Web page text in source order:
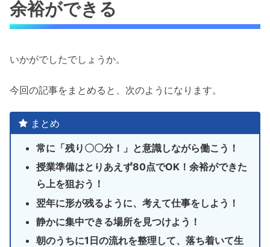
余裕ができる
いかがでしたでしょうか。
今回の記事をまとめると、次のようになります。
まとめ
常に「残り〇〇分！」と意識しながら働こう！
授業準備はとりあえず80点でOK！余裕ができた
ら上を狙おう！
翌年に形が残るように、考えて仕事をしよう！
静かに集中できる場所を見つけよう！
朝のうちに1日の流れを整理して、落ち着いて生